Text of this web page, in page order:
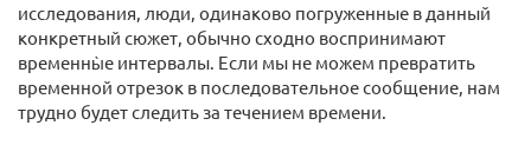
исследования, люди, одинаково погруженные в данный
конкретный сюжет, обычно сходно воспринимают
временны̀е интервалы. Если мы не можем превратить
временной отрезок в последовательное сообщение, нам
трудно будет следить за течением времени.